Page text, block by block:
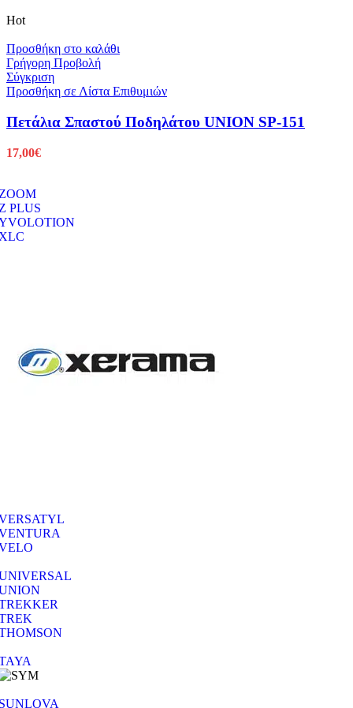
Hot
Προσθήκη στο καλάθι
Γρήγορη Προβολή
Σύγκριση
Προσθήκη σε Λίστα Επιθυμιών
Πετάλια Σπαστού Ποδηλάτου UNION SP-151
17,00€
PLUS